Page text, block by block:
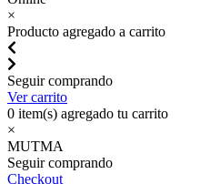
×
Producto agregado a carrito
Seguir comprando
Ver carrito
0 item(s) agregado tu carrito
×
MUTMA
Seguir comprando
Checkout